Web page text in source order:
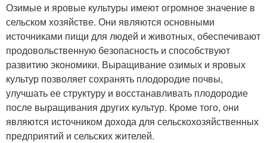
Озимые и яровые культуры имеют огромное значение в
сельском хозяйстве. Они являются основными
источниками пищи для людей и животных, обеспечивают
продовольственную безопасность и способствуют
развитию экономики. Выращивание озимых и яровых
культур позволяет сохранять плодородие почвы,
улучшать ее структуру и восстанавливать плодородие
после выращивания других культур. Кроме того, они
являются источником дохода для сельскохозяйственных
предприятий и сельских жителей.